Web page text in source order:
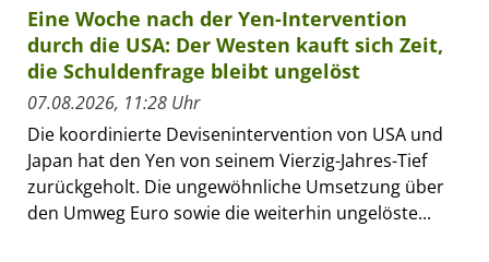
Eine Woche nach der Yen-Intervention
durch die USA: Der Westen kauft sich Zeit,
die Schuldenfrage bleibt ungelöst
07.08.2026, 11:28 Uhr
Die koordinierte Devisenintervention von USA und
Japan hat den Yen von seinem Vierzig-Jahres-Tief
zurückgeholt. Die ungewöhnliche Umsetzung über
den Umweg Euro sowie die weiterhin ungelöste...